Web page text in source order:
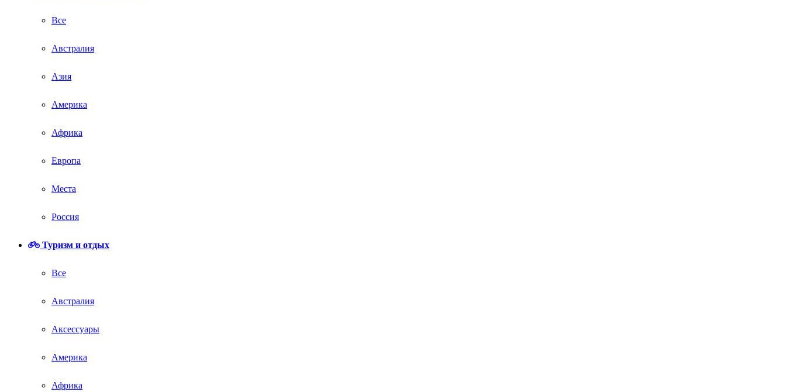
Все
Австралия
Азия
Америка
Африка
Европа
Места
Россия
Туризм и отдых
Все
Австралия
Аксессуары
Америка
Африка